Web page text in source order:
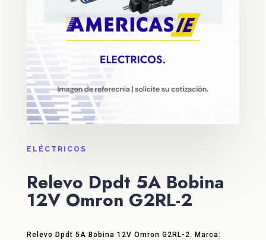
ELÉCTRICOS
Relevo Dpdt 5A Bobina
12V Omron G2RL-2
Relevo Dpdt 5A Bobina 12V Omron G2RL-2. Marca: